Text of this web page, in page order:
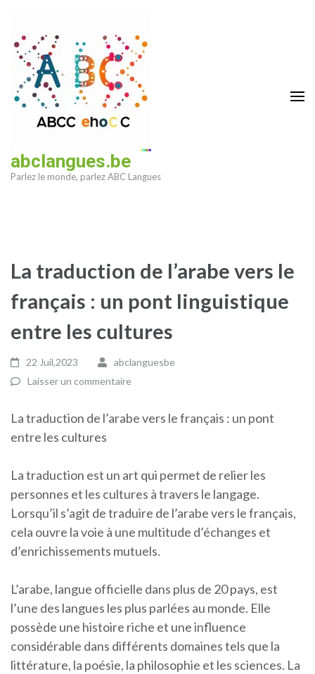
contenu
(Pressez
Entrée)
abclangues.be
Parlez le monde, parlez ABC Langues
La traduction de l’arabe vers le
français : un pont linguistique
entre les cultures
22 Juil,2023
abclanguesbe
Laisser un commentaire
La traduction de l’arabe vers le français : un pont
entre les cultures
La traduction est un art qui permet de relier les
personnes et les cultures à travers le langage.
Lorsqu’il s’agit de traduire de l’arabe vers le français,
cela ouvre la voie à une multitude d’échanges et
d’enrichissements mutuels.
L’arabe, langue officielle dans plus de 20 pays, est
l’une des langues les plus parlées au monde. Elle
possède une histoire riche et une influence
considérable dans différents domaines tels que la
littérature, la poésie, la philosophie et les sciences. La